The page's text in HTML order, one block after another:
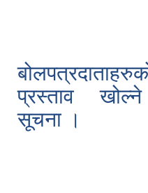
प्रस्ताव
सूचना ।